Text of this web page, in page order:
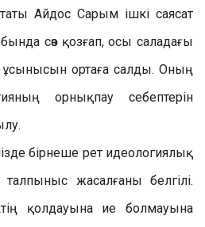
Айдос Сарым ішкі саясат
сөз қозғап, осы саладағы
ортаға салды. Оның
орнықпау себептерін
бірнеше рет идеологиялық
жасалғаны белгілі.
қолдауына ие болмауына